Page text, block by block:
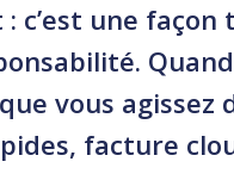
: c’est une
vous agissez
facture